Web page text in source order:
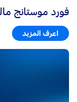
فورد موستانج
اعرف المزيد